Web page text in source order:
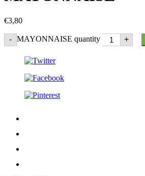
€3,80
- MAYONNAISE quantity +